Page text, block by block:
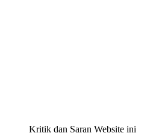
Kritik dan Saran Website ini